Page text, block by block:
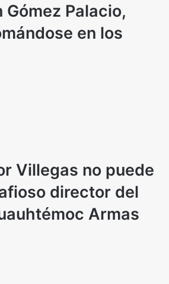
Gómez Palacio,
en los
Villegas no puede
director del
Armas